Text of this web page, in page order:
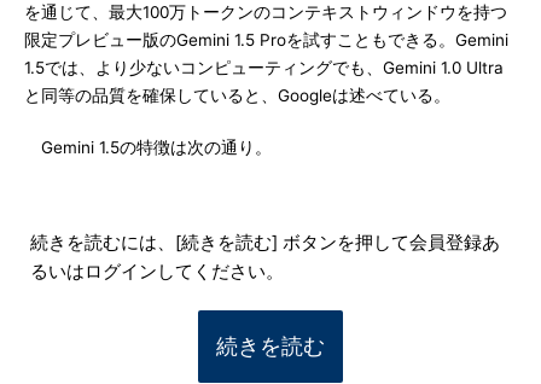
を通じて、最大100万トークンのコンテキストウィンドウを持つ
限定プレビュー版のGemini 1.5 Proを試すこともできる。Gemini
1.5では、より少ないコンピューティングでも、Gemini 1.0 Ultra
と同等の品質を確保していると、Googleは述べている。
Gemini 1.5の特徴は次の通り。
続きを読むには、[続きを読む] ボタンを押して会員登録あ
るいはログインしてください。
続きを読む